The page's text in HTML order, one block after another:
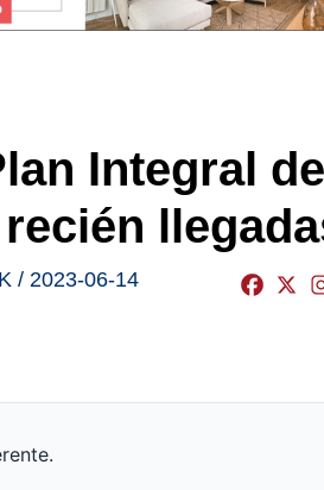
Integral
/ 2023-06-14